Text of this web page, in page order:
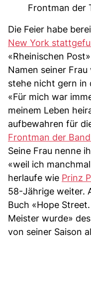
Frontman der
Die Feier habe
New York
«Rheinischen
Namen seiner
stehe nicht gern
«Für mich war
meinem Leben
aufbewahren für
Frontman der
Seine Frau nenne
«weil ich
herlaufe wie Prinz
58-Jährige weiter.
Buch «Hope
Meister wurde»
von seiner Saison